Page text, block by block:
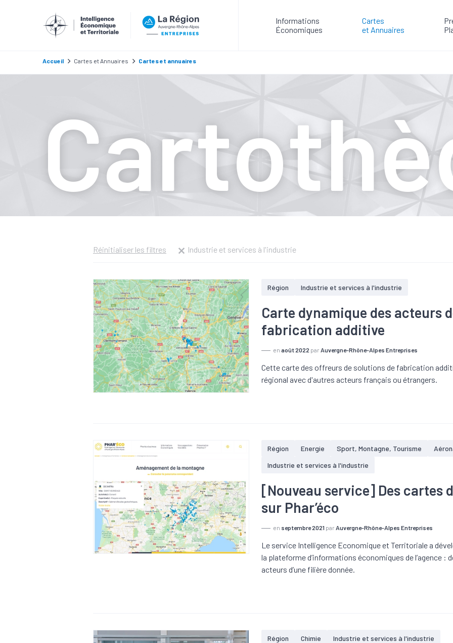
Informations
Économiques
Cartes
et Annuaires
Accueil Cartes et Annuaires Cartes et annuaires
Réinitialiser les filtres Industrie et services à l'industrie
Région Industrie et services à l'industrie
Carte dynamique des acteurs
fabrication additive
enaoût 2022 parAuvergne-Rhône-Alpes Entreprises
Cette carte des offreurs de solutions de fabrication
régional avec d'autres acteurs français ou étrangers.
Région Energie Sport, Montagne, Tourisme
Industrie et services à l'industrie
[Nouveau service] Des cartes
sur Phar’éco
en septembre 2021 parAuvergne-Rhône-Alpes Entreprises
Le service Intelligence Economique et Territoriale a
la plateforme d’informations économiques de l’agence :
acteurs d’une filière donnée.
Région Chimie Industrie et services à l'industrie